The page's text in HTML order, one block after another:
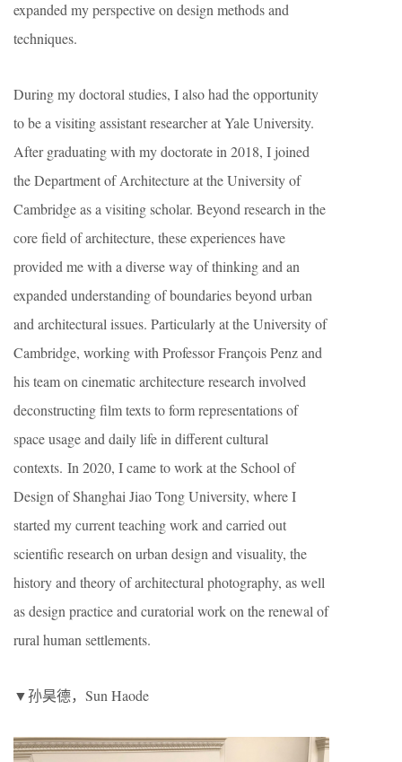
expanded my perspective on design methods and
techniques.
During my doctoral studies, I also had the opportunity
to be a visiting assistant researcher at Yale University.
After graduating with my doctorate in 2018, I joined
the Department of Architecture at the University of
Cambridge as a visiting scholar. Beyond research in the
core field of architecture, these experiences have
provided me with a diverse way of thinking and an
expanded understanding of boundaries beyond urban
and architectural issues. Particularly at the University of
Cambridge, working with Professor François Penz and
his team on cinematic architecture research involved
deconstructing film texts to form representations of
space usage and daily life in different cultural
contexts. In 2020, I came to work at the School of
Design of Shanghai Jiao Tong University, where I
started my current teaching work and carried out
scientific research on urban design and visuality, the
history and theory of architectural photography, as well
as design practice and curatorial work on the renewal of
rural human settlements.
▼孙昊德，Sun Haode